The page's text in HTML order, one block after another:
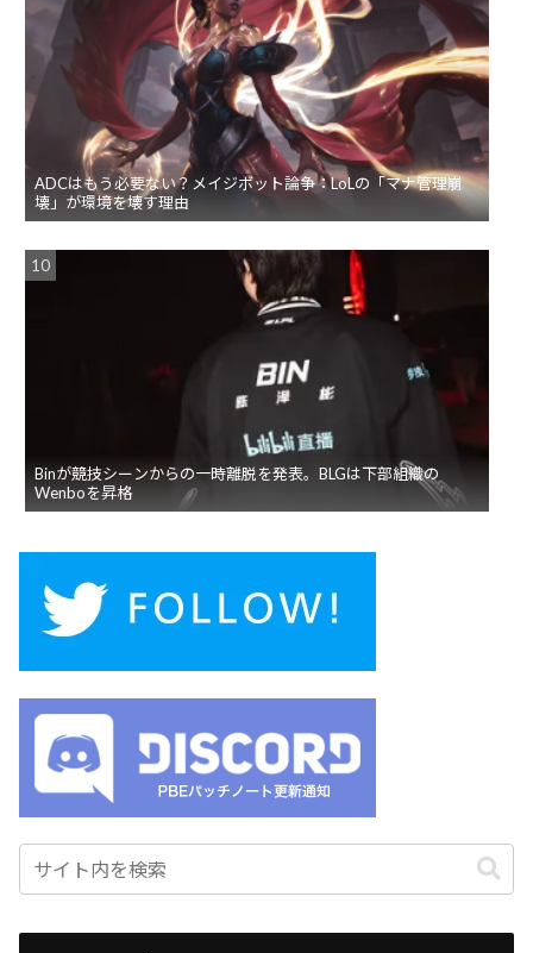
ADCはもう必要ない？メイジボット論争：LoLの「マナ管理崩
壊」が環境を壊す理由
Binが競技シーンからの一時離脱を発表。BLGは下部組織の
Wenboを昇格